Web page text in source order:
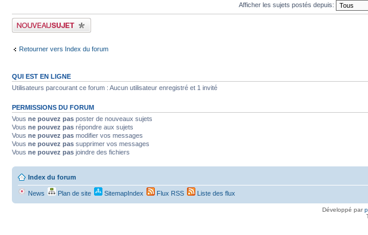
Afficher les sujets postés depuis:
Écrire un nouveau sujet
Retourner vers Index du forum
QUI EST EN LIGNE
Utilisateurs parcourant ce forum : Aucun utilisateur enregistré et 1 invité
PERMISSIONS DU FORUM
Vous ne pouvez pas poster de nouveaux sujets
Vous ne pouvez pas répondre aux sujets
Vous ne pouvez pas modifier vos messages
Vous ne pouvez pas supprimer vos messages
Vous ne pouvez pas joindre des fichiers
Index du forum
News Plan de site SitemapIndex Flux RSS Liste des flux
Développé par